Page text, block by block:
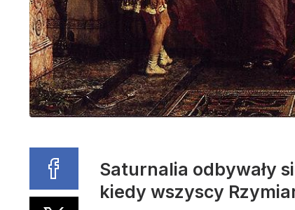
Saturnalia odbywały
kiedy wszyscy